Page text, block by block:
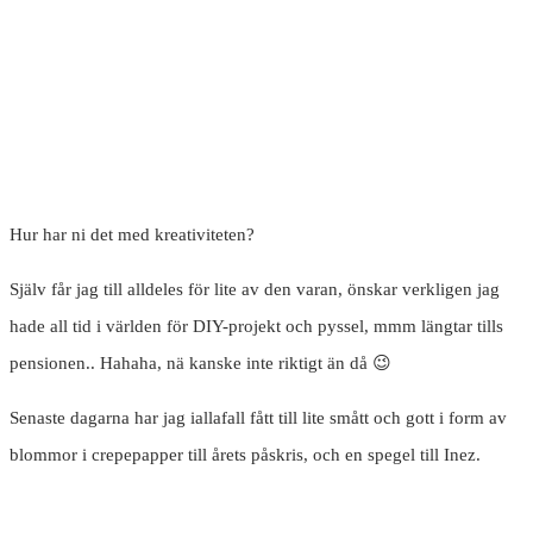
Hur har ni det med kreativiteten?
Själv får jag till alldeles för lite av den varan, önskar verkligen jag
hade all tid i världen för DIY-projekt och pyssel, mmm längtar tills
pensionen.. Hahaha, nä kanske inte riktigt än då 😉
Senaste dagarna har jag iallafall fått till lite smått och gott i form av
blommor i crepepapper till årets påskris, och en spegel till Inez.